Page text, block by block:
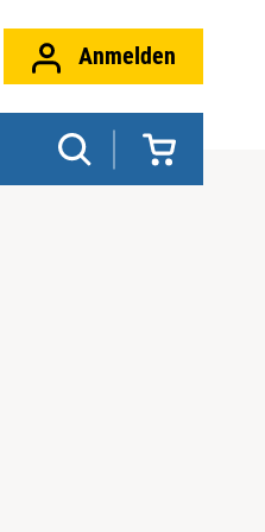
Anmelden